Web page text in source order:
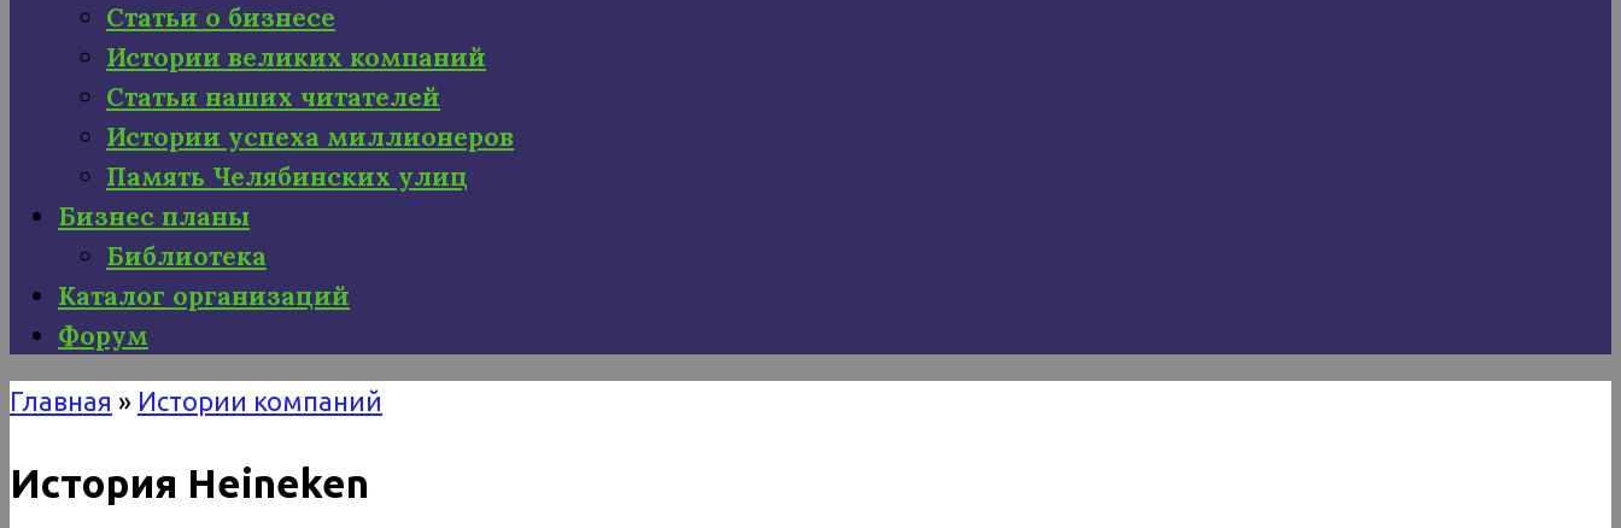
Статьи о бизнесе
Истории великих компаний
Статьи наших читателей
Истории успеха миллионеров
Память Челябинских улиц
Бизнес планы
Библиотека
Каталог организаций
Форум
Главная » Истории компаний
История Heineken